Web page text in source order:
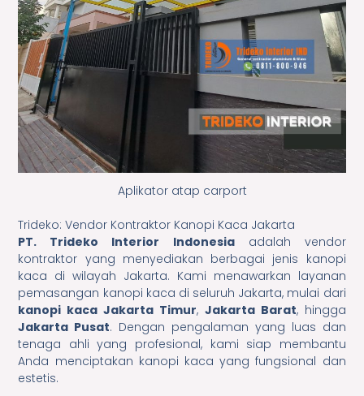
Aplikator atap carport
Trideko: Vendor Kontraktor Kanopi Kaca Jakarta
PT. Trideko Interior Indonesiaadalah vendor
kontraktor yang menyediakan berbagai jenis kanopi
kaca di wilayah Jakarta. Kami menawarkan layanan
pemasangan kanopi kaca di seluruh Jakarta, mulai dari
kanopi kaca Jakarta Timur, Jakarta Barat, hingga
Jakarta Pusat. Dengan pengalaman yang luas dan
tenaga ahli yang profesional, kami siap membantu
Anda menciptakan kanopi kaca yang fungsional dan
estetis.